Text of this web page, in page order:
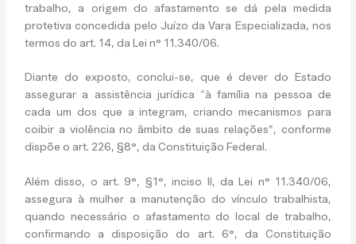
trabalho, a origem do afastamento se dá pela medida
protetiva concedida pelo Juízo da Vara Especializada, nos
termos do art. 14, da Lei n° 11.340/06.
Diante do exposto, conclui-se, que é dever do Estado
assegurar a assistência jurídica “à família na pessoa de
cada um dos que a integram, criando mecanismos para
coibir a violência no âmbito de suas relações”, conforme
dispõe o art. 226, §8°, da Constituição Federal.
Além disso, o art. 9°, §1°, inciso II, da Lei n° 11.340/06,
assegura à mulher a manutenção do vínculo trabalhista,
quando necessário o afastamento do local de trabalho,
confirmando a disposição do art. 6°, da Constituição